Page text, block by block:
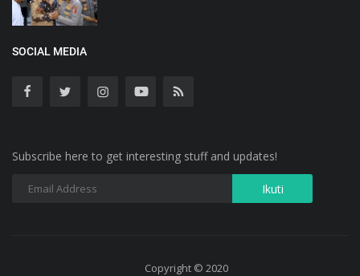
SOCIAL MEDIA
Subscribe here to get interesting stuff and updates!
Copyright © 2020